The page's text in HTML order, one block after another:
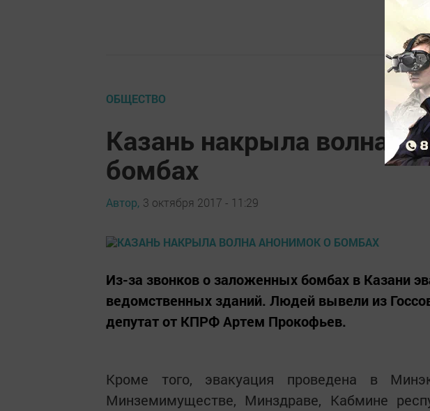
ОБЩЕСТВО
Казань накрыла волна
бомбах
Автор, 3 октября 2017 - 11:29
Из-за звонков о заложенных бомбах в Казани
ведомственных зданий. Людей вывели из
депутат от КПРФ Артем Прокофьев.
Кроме того, эвакуация проведена в
Минземимуществе, Минздраве, Кабмине